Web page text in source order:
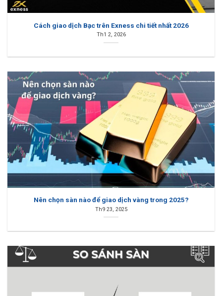
Cách giao dịch Bạc trên Exness chi tiết nhất 2026
Th1 2, 2026
Nên chọn sàn nào để giao dịch vàng trong 2025?
Th9 23, 2025